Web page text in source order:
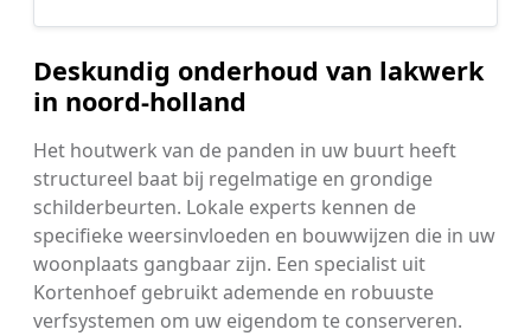
Deskundig onderhoud van lakwerk
in noord-holland
Het houtwerk van de panden in uw buurt heeft
structureel baat bij regelmatige en grondige
schilderbeurten. Lokale experts kennen de
specifieke weersinvloeden en bouwwijzen die in uw
woonplaats gangbaar zijn. Een specialist uit
Kortenhoef gebruikt ademende en robuuste
verfsystemen om uw eigendom te conserveren.